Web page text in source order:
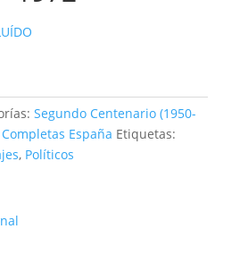
Segundo Centenario (1950-
España Etiquetas:
, Políticos